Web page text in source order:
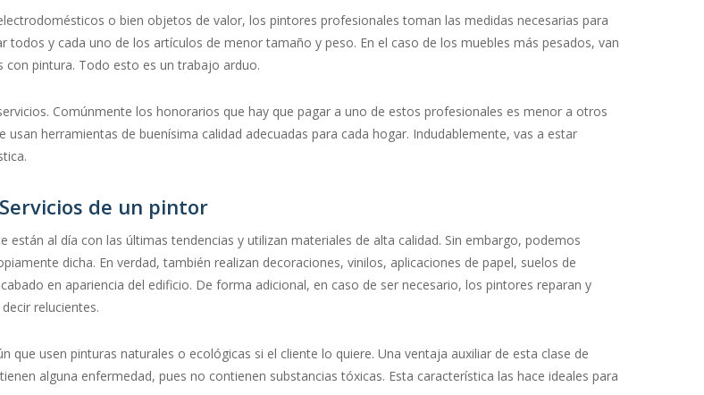
o bien objetos de valor, los pintores profesionales toman las medidas necesarias para
y cada uno de los artículos de menor tamaño y peso. En el caso de los muebles más pesados, van
con pintura. Todo esto es un trabajo arduo.
Comúnmente los honorarios que hay que pagar a uno de estos profesionales es menor a otros
herramientas de buenísima calidad adecuadas para cada hogar. Indudablemente, vas a estar
Servicios de un pintor
al día con las últimas tendencias y utilizan materiales de alta calidad. Sin embargo, podemos
dicha. En verdad, también realizan decoraciones, vinilos, aplicaciones de papel, suelos de
en apariencia del edificio. De forma adicional, en caso de ser necesario, los pintores reparan y
relucientes.
usen pinturas naturales o ecológicas si el cliente lo quiere. Una ventaja auxiliar de esta clase de
alguna enfermedad, pues no contienen substancias tóxicas. Esta característica las hace ideales para